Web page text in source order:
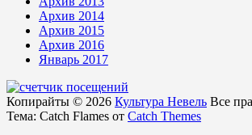
Архив 2014
Архив 2015
Архив 2016
Январь 2017
Копирайты © 2026 Культура Невель Все
Тема: Catch Flames от Catch Themes